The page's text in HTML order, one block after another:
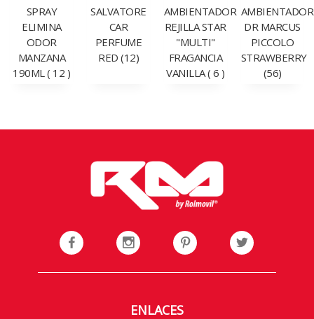
SPRAY
ELIMINA
ODOR
MANZANA
190ML ( 12 )
SALVATORE
CAR
PERFUME
RED (12)
AMBIENTADOR
REJILLA STAR
"MULTI"
FRAGANCIA
VANILLA ( 6 )
AMBIENTADOR
DR MARCUS
PICCOLO
STRAWBERRY
(56)
ENLACES